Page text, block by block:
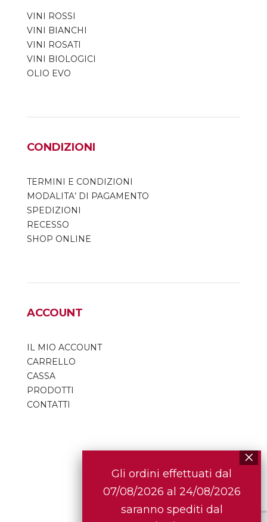
VINI ROSSI
VINI BIANCHI
VINI ROSATI
VINI BIOLOGICI
OLIO EVO
CONDIZIONI
TERMINI E CONDIZIONI
MODALITA’ DI PAGAMENTO
SPEDIZIONI
RECESSO
SHOP ONLINE
ACCOUNT
IL MIO ACCOUNT
CARRELLO
CASSA
PRODOTTI
CONTATTI
Gli ordini effettuati dal
07/08/2026 al 24/08/2026
saranno spediti dal